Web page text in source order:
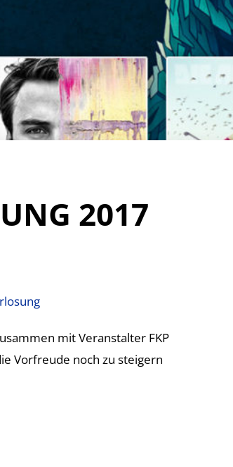
2017
mit Veranstalter FKP
Vorfreude noch zu steigern